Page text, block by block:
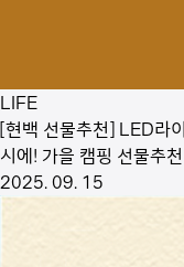
LIFE
[현백 선물추천] LED라
시에! 가을 캠핑 선물추천
2025. 09. 15